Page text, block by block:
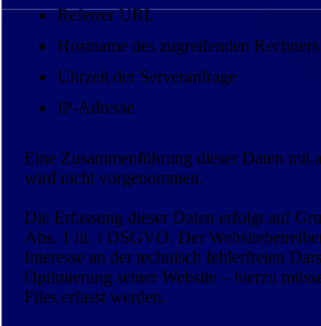
Referrer URL
Hostname des zugreifenden Rechners
Uhrzeit der Serveranfrage
IP-Adresse
Eine Zusammenführung dieser Daten mit
wird nicht vorgenommen.
Die Erfassung dieser Daten erfolgt auf
Abs. 1 lit. f DSGVO. Der
Interesse an der technisch fehlerfreien
Optimierung seiner Website – hierzu
Files erfasst werden.